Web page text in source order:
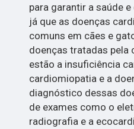
para garantir a saúde
já que as doenças
comuns em cães e
doenças tratadas pela
estão a insuficiência
cardiomiopatia e a
diagnóstico dessas
de exames como o
radiografia e a